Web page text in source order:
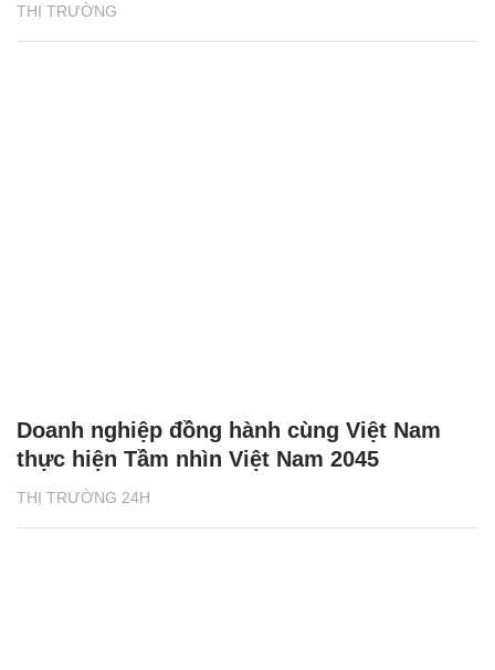
THỊ TRƯỜNG
THỊ TRƯỜNG 24H
Doanh nghiệp đồng hành cùng Việt Nam
thực hiện Tầm nhìn Việt Nam 2045